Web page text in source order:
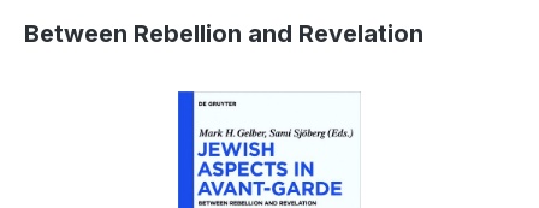
Between Rebellion and Revelation
Bildergalerie überspringen